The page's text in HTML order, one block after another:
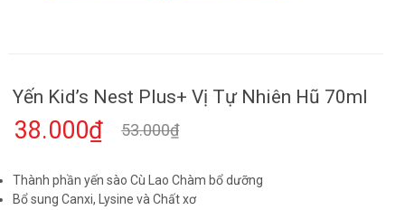
Yến Kid’s Nest Plus+ Vị Tự Nhiên Hũ 70ml
38.000₫ 53.000₫
Thành phần yến sào Cù Lao Chàm bổ dưỡng
Bổ sung Canxi, Lysine và Chất xơ